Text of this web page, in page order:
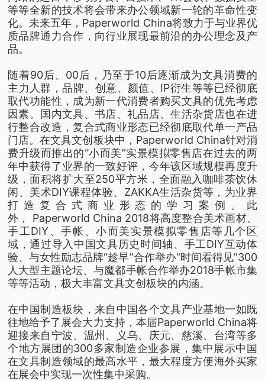
等等全新的技术将会带来办公领域新一轮的革命性变
化。未来五年，Paperworld China将致力于与业界优
质品牌通力合作，向行业展现最前沿的办公理念及产
品。
随着90后、00后，乃至于10后逐渐成为文具消费的
主力人群，品牌、创意、颜值、IP衍生等等已经彻底
取代功能性，成为新一代消费者购买文具的优先考虑
因素。国内文具、书店、礼品店、生活杂货店也在进
行整合改造，复合式商业形态已经彻底取代单一产品
门店。在文具文创板块中，Paperworld China针对消
费升级而推出的“小而美”实景模拟零售店在过去的两
年中获得了业界的一致好评，今年该区域规模再度升
级，面积将扩大至250平方米，全面融入咖啡茶饮休
闲、美术DIY课程体验、ZAKKA生活杂货等，为业界
打造复合式商业形态的学习案例。此
外， Paperworld China 2018将高度整合美术画材、
手工DIY、手帐、小而美实景模拟零售店等几个区
域，通过导入中国文具历史时间轴、手工DIY互动体
验、与女性励志品牌“趁早”合作举办“时间看得见”300
人大型主题论坛、与魔都手帐合作举办2018手帐市集
等等活动，极大丰富文具文创板块的内涵。
在中国制造板块，来自中国各个文具产业基地一如既
往地给予了展会大力支持，本届Paperworld China将
迎接来自宁波、温州、义乌、庆元、慈溪、台湾等多
个地方展团的300多家制造企业参展，集中展示中国
在文具制造领域的最高水平，最大程度方便海外买家
在展会中实现一次性集中采购。